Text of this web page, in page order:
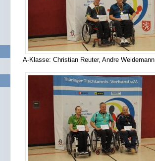
A-Klasse: Christian Reuter, Andre Weidemann